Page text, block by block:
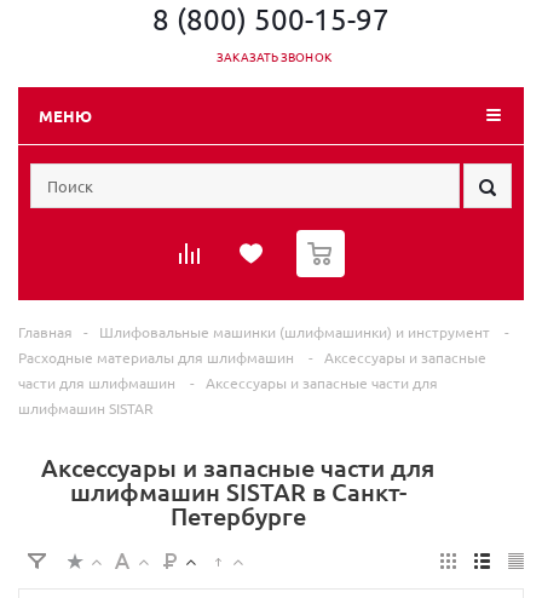
8 (800) 500-15-97
ЗАКАЗАТЬ ЗВОНОК
МЕНЮ
0
Главная - Шлифовальные машинки (шлифмашинки) и инструмент
-
Расходные материалы для шлифмашин
-
Аксессуары и запасные
части для шлифмашин
-
Аксессуары и запасные части для
шлифмашин SISTAR
Аксессуары и запасные части для
шлифмашин SISTAR в Санкт-
Петербурге